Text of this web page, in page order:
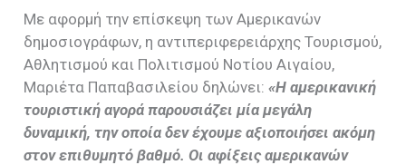
Με αφορμή την επίσκεψη των Αμερικανών
δημοσιογράφων, η αντιπεριφερειάρχης Τουρισμού,
Αθλητισμού και Πολιτισμού Νοτίου Αιγαίου,
Μαριέτα Παπαβασιλείου δηλώνει:«Η αμερικανική
τουριστική αγορά παρουσιάζει μία μεγάλη
δυναμική, την οποία δεν έχουμε αξιοποιήσει ακόμη
στον επιθυμητό βαθμό. Οι αφίξεις αμερικανών